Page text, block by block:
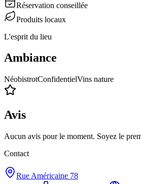
Réservation conseillée
Produits locaux
L'esprit du lieu
Ambiance
NéobistrotConfidentielVins nature
Avis
Aucun avis pour le moment. Soyez le
Contact
Rue Américaine 78